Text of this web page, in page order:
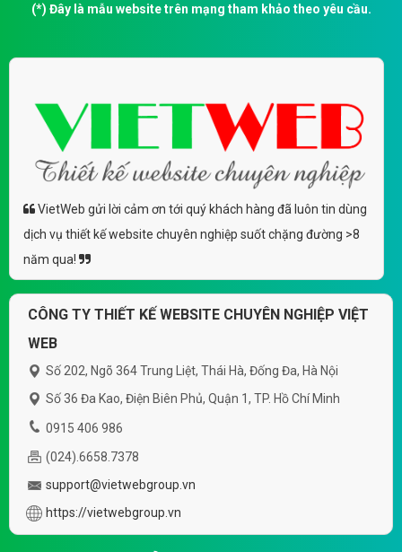
(*) Đây là mẫu website trên mạng tham khảo theo yêu cầu.
VietWeb gửi lời cảm ơn tới quý khách hàng đã luôn tin dùng
dịch vụ thiết kế website chuyên nghiệp suốt chặng đường >8
năm qua!
CÔNG TY THIẾT KẾ WEBSITE CHUYÊN NGHIỆP VIỆT
WEB
Số 202, Ngõ 364 Trung Liệt, Thái Hà, Đống Đa, Hà Nội
Số 36 Đa Kao, Điện Biên Phủ, Quận 1, TP. Hồ Chí Minh
0915 406 986
(024).6658.7378
support@vietwebgroup.vn
https://vietwebgroup.vn